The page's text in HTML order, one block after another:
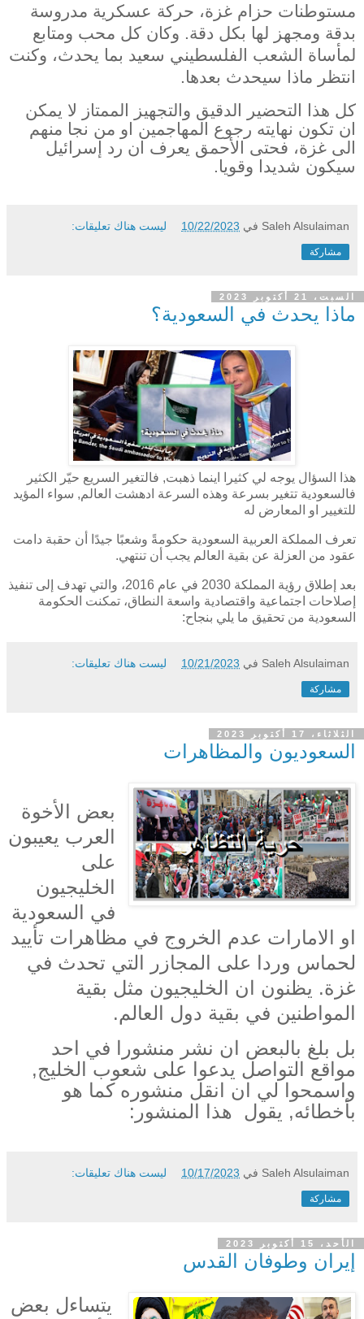
مستوطنات حزام غزة، حركة عسكرية مدروسة
بدقة ومجهز لها بكل دقة. وكان كل محب ومتابع
لمأساة الشعب الفلسطيني سعيد بما يحدث، وكنت
انتظر ماذا سيحدث بعدها.
كل هذا التحضير الدقيق والتجهيز الممتاز لا يمكن
ان تكون نهايته رجوع المهاجمين او من نجا منهم
الى غزة، فحتى الأحمق يعرف ان رد إسرائيل
سيكون شديدا وقويا.
Saleh Alsulaiman في 10/22/2023 ليست هناك تعليقات:
مشاركة
السبت، 21 أكتوبر 2023
ماذا يحدث في السعودية؟
هذا السؤال يوجه لي كثيرا اينما ذهبت, فالتغير السريع حيّر الكثير
فالسعودية تتغير بسرعة وهذه السرعة ادهشت العالم, سواء المؤيد
للتغيير او المعارض له
تعرف المملكة العربية السعودية حكومةً وشعبًا جيدًا أن حقبة دامت
عقود من العزلة عن بقية العالم يجب أن تنتهي.
بعد إطلاق رؤية المملكة 2030 في عام 2016، والتي تهدف إلى تنفيذ
إصلاحات اجتماعية واقتصادية واسعة النطاق، تمكنت الحكومة
السعودية من تحقيق ما يلي بنجاح:
Saleh Alsulaiman في 10/21/2023 ليست هناك تعليقات:
مشاركة
الثلاثاء، 17 أكتوبر 2023
السعوديون والمظاهرات
بعض الأخوة
العرب يعيبون
على
الخليجيون
في السعودية
او الامارات عدم الخروج في مظاهرات تأييد
لحماس وردا على المجازر التي تحدث في
غزة. يظنون ان الخليجيون مثل بقية
المواطنين في بقية دول العالم.
بل بلغ بالبعض ان نشر منشورا في احد
مواقع التواصل يدعوا على شعوب الخليج,
واسمحوا لي ان انقل منشوره كما هو
بأخطائه, يقول هذا المنشور:
Saleh Alsulaiman في 10/17/2023 ليست هناك تعليقات:
مشاركة
الأحد، 15 أكتوبر 2023
إيران وطوفان القدس
يتساءل بعض